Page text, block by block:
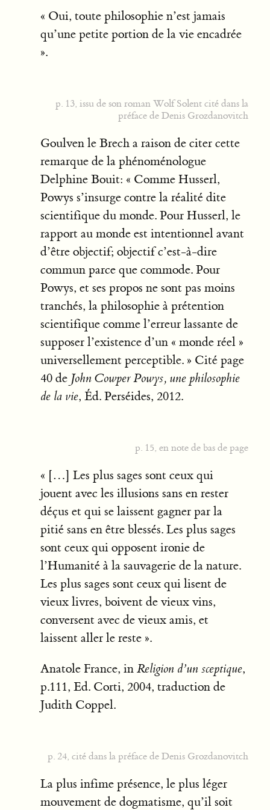
« Oui, toute philosophie n’est jamais
qu’une petite portion de la vie encadrée
».
p. 13, issu de son roman Wolf Solent cité dans la
préface de Denis Grozdanovitch
Goulven le Brech a raison de citer cette
remarque de la phénoménologue
Delphine Bouit: « Comme Husserl,
Powys s’insurge contre la réalité dite
scientifique du monde. Pour Husserl, le
rapport au monde est intentionnel avant
d’être objectif; objectif c’est-à-dire
commun parce que commode. Pour
Powys, et ses propos ne sont pas moins
tranchés, la philosophie à prétention
scientifique comme l’erreur lassante de
supposer l’existence d’un « monde réel »
universellement perceptible. » Cité page
40 de John Cowper Powys, une philosophie
de la vie, Éd. Perséides, 2012.
p. 15, en note de bas de page
« […] Les plus sages sont ceux qui
jouent avec les illusions sans en rester
déçus et qui se laissent gagner par la
pitié sans en être blessés. Les plus sages
sont ceux qui opposent ironie de
l’Humanité à la sauvagerie de la nature.
Les plus sages sont ceux qui lisent de
vieux livres, boivent de vieux vins,
conversent avec de vieux amis, et
laissent aller le reste ».
Anatole France, inReligion d’un sceptique,
p.111, Ed. Corti, 2004, traduction de
Judith Coppel.
p. 24, cité dans la préface de Denis Grozdanovitch
La plus infime présence, le plus léger
mouvement de dogmatisme, qu’il soit